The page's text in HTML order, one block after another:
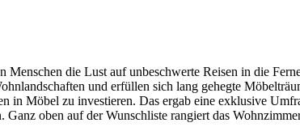
die Lust auf unbeschwerte Reisen in die
und erfüllen sich lang gehegte
in Möbel zu investieren. Das ergab eine exklusive
oben auf der Wunschliste rangiert das